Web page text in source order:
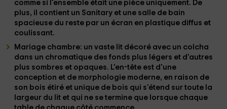
comme si l'ensemble était une pièce uniquement. De
plus, il contient un Sanitary et une salle de bain
spacieuse du reste par un écran en plastique diffus et
coulissant.
Mariage chambre: un vaste lit décoré avec un colcha
dans un chromatique des fonds plus légers et d'autres
plus sombres et opaques. L'en-tête est d'une
conception et de morphologie moderne, en raison de
son bois étiré et unique de bois qui s'étend sur toute la
largeur du lit et qui ne se termine que lorsque chaque